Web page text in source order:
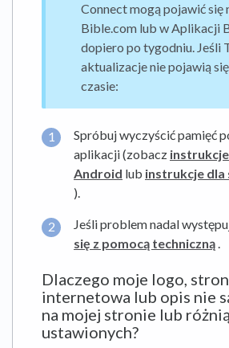
Connect mogą pojawić się
Bible.com lub w Aplikacji
dopiero po tygodniu. Jeśli
aktualizacje nie pojawią
czasie:
Spróbuj wyczyścić pamięć
aplikacji (zobacz
Android lub instrukcje dla
).
Jeśli problem nadal
się z pomocą techniczną.
Dlaczego moje logo,
internetowa lub opis nie
na mojej stronie lub
ustawionych?